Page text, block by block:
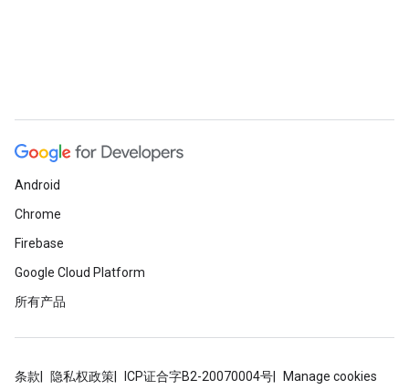
Android
Chrome
Firebase
Google Cloud Platform
所有产品
条款 隐私权政策 ICP证合字B2-20070004号 Manage cookies